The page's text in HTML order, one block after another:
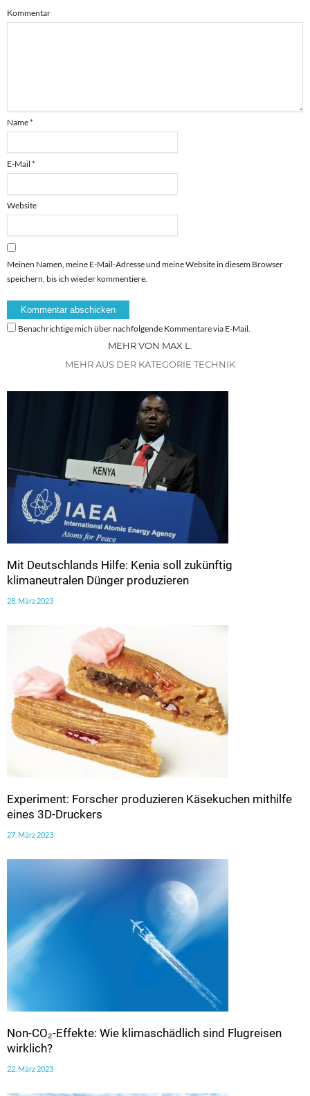
Kommentar
Name*
E-Mail *
Website
Meinen Namen, meine E-Mail-Adresse und meine Website in diesem Browser
speichern, bis ich wieder kommentiere.
Benachrichtige mich über nachfolgende Kommentare via E-Mail.
MEHR VON MAX L.
MEHR AUS DER KATEGORIE TECHNIK
Mit Deutschlands Hilfe: Kenia soll zukünftig
klimaneutralen Dünger produzieren
28. März 2023
Experiment: Forscher produzieren Käsekuchen mithilfe
eines 3D-Druckers
27. März 2023
Non-CO₂-Effekte: Wie klimaschädlich sind Flugreisen
wirklich?
22. März 2023